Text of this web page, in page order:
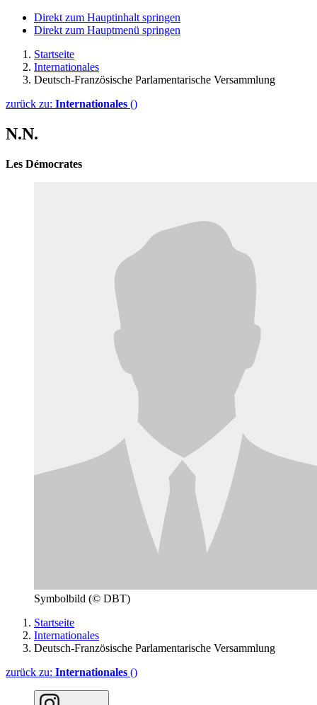
Direkt zum Hauptinhalt springen
Direkt zum Hauptmenü springen
Startseite
Internationales
Deutsch-Französische Parlamentarische Versammlung
zurück zu: Internationales ()
N.N.
Les Démocrates
Symbolbild (© DBT)
Startseite
Internationales
Deutsch-Französische Parlamentarische Versammlung
zurück zu: Internationales ()